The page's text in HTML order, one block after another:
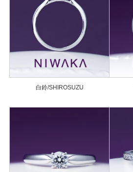
白鈴/SHIROSUZU